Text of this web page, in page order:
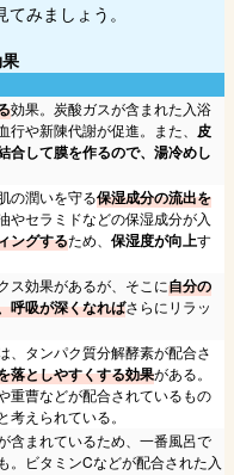
みましょう。
効果。炭酸ガスが含まれた入浴
や新陳代謝が促進。また、 皮
合して膜を作るので、湯冷めし
の潤いを守る保湿成分の流出を
やセラミドなどの保湿成分が入
ングするため、 保湿度が向上す
ス効果があるが、そこに自分の
呼吸が深くなればさらにリラッ
、タンパク質分解酵素が配合さ
落としやすくする効果がある。
重曹などが配合されているもの
と考えられている。
含まれているため、一番風呂で
。ビタミンCなどが配合された入